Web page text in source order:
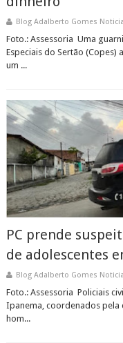
Blog Adalberto Gomes
Foto.: Assessoria Uma
Especiais do Sertão (Copes)
um ...
PC prende
de adolescentes
Blog Adalberto Gomes
Foto.: Assessoria Policiais
Ipanema, coordenados pela
hom...